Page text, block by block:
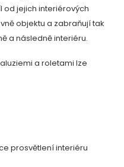
od jejich interiérových
objektu a zabraňují tak
a následně interiéru.
a roletami lze
prosvětlení interiéru